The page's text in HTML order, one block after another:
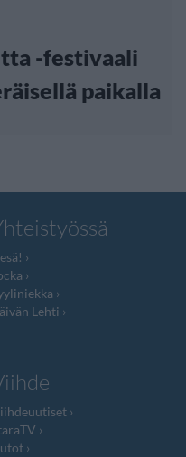
-festivaali
paikalla
Lehti